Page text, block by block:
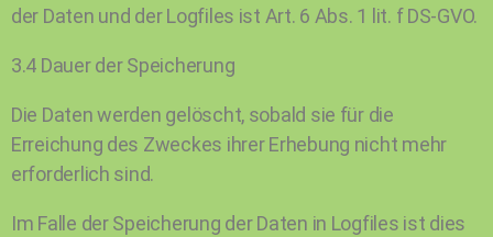
der Daten und der Logfiles ist Art. 6 Abs. 1 lit. f DS-GVO.
3.4 Dauer der Speicherung
Die Daten werden gelöscht, sobald sie für die
Erreichung des Zweckes ihrer Erhebung nicht mehr
erforderlich sind.
Im Falle der Speicherung der Daten in Logfiles ist dies